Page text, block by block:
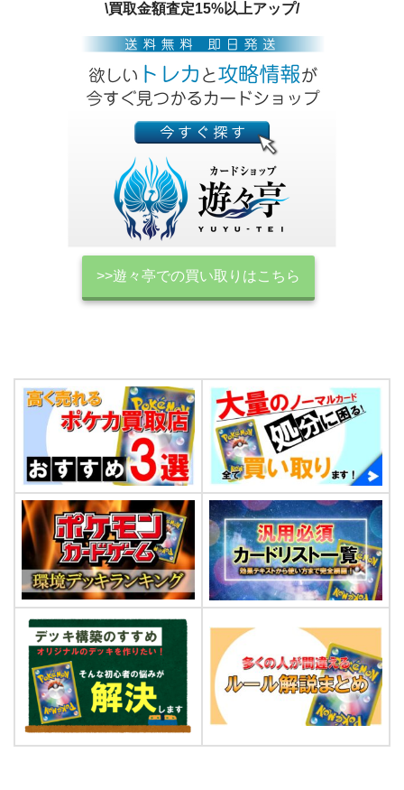
\買取金額査定15%以上アップ/
>>遊々亭での買い取りはこちら